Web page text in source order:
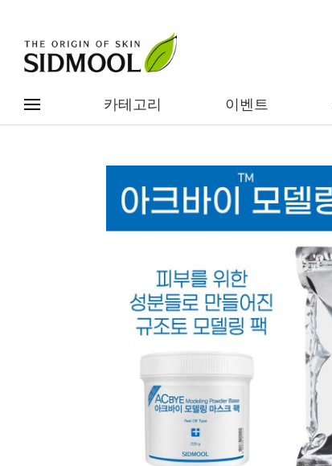
카테고리 이벤트
베스트
이벤트
임상별